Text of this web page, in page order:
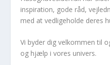
inspiration, gode råd,
med at vedligeholde deres
Vi byder dig velkommen til
og hjælp i vores univers.